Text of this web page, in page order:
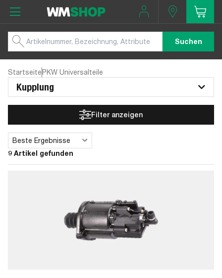
Suchen
StartseitePKW Universalteile
Kupplung
Filter anzeigen
9 Artikel gefunden
Sortieren
Beste Ergebnisse